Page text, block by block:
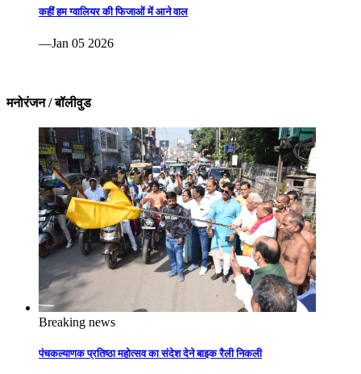
कहीं हम ग्वालियर की फिजाओं में आने वाल
—Jan 05 2026
मनोरंजन / बॉलीवुड
Breaking news
पंचकल्याणक प्रतिष्ठा महोत्सव का संदेश देने बाइक रैली निकली